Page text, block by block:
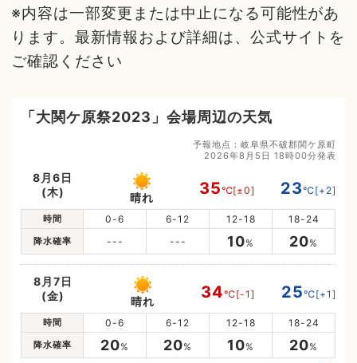
※内容は一部変更または中止になる可能性があ
ります。最新情報および詳細は、公式サイトを
ご確認ください
「大関ケ原祭2023」会場周辺の天気
予報地点：岐阜県不破郡関ケ原町
2026年8月5日 18時00分発表
8月6日
(木)
晴れ 35℃[±0] 23℃[+2]
時間 0-6 6-12 12-18 18-24
降水確率 --- --- 10% 20%
8月7日
(金)
晴れ 34℃[-1] 25℃[+1]
時間 0-6 6-12 12-18 18-24
降水確率 20% 20% 10% 20%